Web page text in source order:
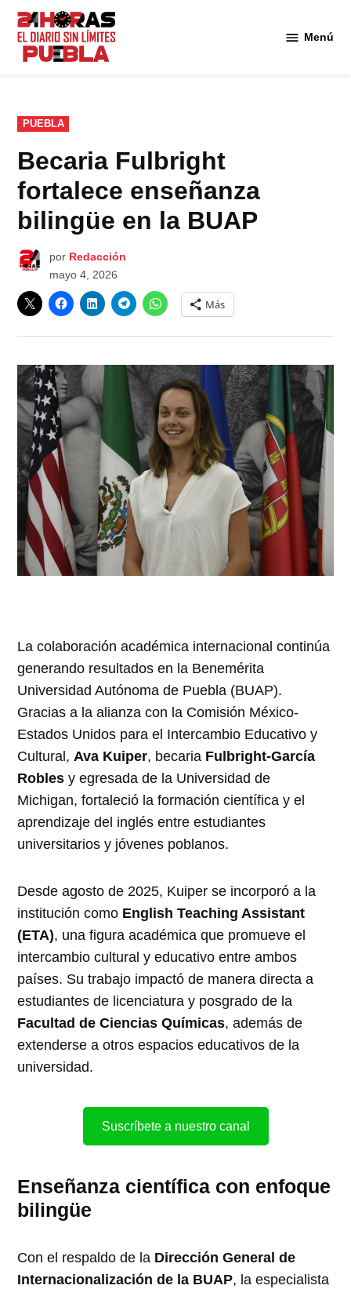
Saltar
contenido
Menú
PUBLICADO
EN
PUEBLA
Becaria Fulbright
fortalece enseñanza
bilingüe en la BUAP
por Redacción
mayo 4, 2026
Más
La colaboración académica internacional continúa
generando resultados en la Benemérita
Universidad Autónoma de Puebla (BUAP).
Gracias a la alianza con la Comisión México-
Estados Unidos para el Intercambio Educativo y
Cultural,Ava Kuiper, becaria Fulbright-García
Robles y egresada de la Universidad de
Michigan, fortaleció la formación científica y el
aprendizaje del inglés entre estudiantes
universitarios y jóvenes poblanos.
Desde agosto de 2025, Kuiper se incorporó a la
institución como English Teaching Assistant
(ETA), una figura académica que promueve el
intercambio cultural y educativo entre ambos
países. Su trabajo impactó de manera directa a
estudiantes de licenciatura y posgrado de la
Facultad de Ciencias Químicas, además de
extenderse a otros espacios educativos de la
universidad.
Suscríbete a nuestro canal
Enseñanza científica con enfoque
bilingüe
Con el respaldo de la Dirección General de
Internacionalización de la BUAP, la especialista